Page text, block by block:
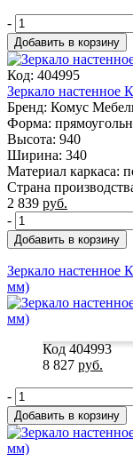
-
Добавить в корзину
Код: 404995
Зеркало настенное
Бренд: Комус
Форма:
Высота: 940
Ширина: 340
Материал каркаса:
Страна
2 839 руб.
-
Добавить в корзину
Зеркало настенное
мм)
Код 404993
8 827 руб.
-
Добавить в корзину